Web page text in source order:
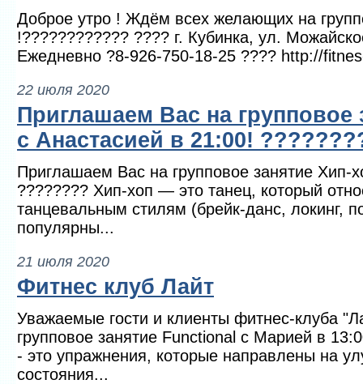
Доброе утро ! Ждём всех желающих на
!???????????? ???? г. Кубинка, ул.
Ежедневно ?8-926-750-18-25 ???? http://
22 июля 2020
Приглашаем Вас на групповое
с Анастасией в 21:00!
Приглашаем Вас на групповое занятие Хип-
???????? Хип-хоп — это танец, который
танцевальным стилям (брейк-данс, локинг,
популярны...
21 июля 2020
Фитнес клуб Лайт
Уважаемые гости и клиенты фитнес-клуба
групповое занятие Functional с Марией в
- это упражнения, которые направлены на
состояния...